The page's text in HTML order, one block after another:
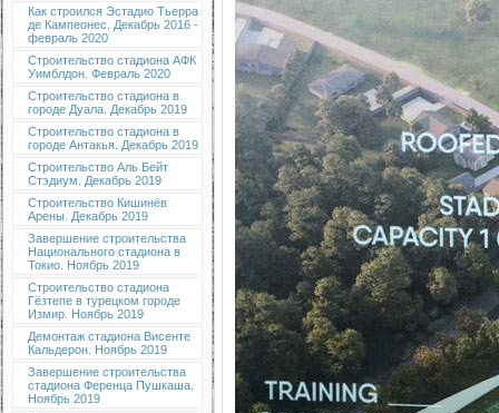
Как строился Эстадио Тьерра
де Кампеонес. Декабрь 2016 -
февраль 2020
Строительство стадиона АФК
Уимблдон. Февраль 2020
Строительство стадиона в
городе Дуала. Декабрь 2019
Строительство стадиона в
городе Антакья. Декабрь 2019
Строительство Аль Бейт
Стэдиум. Декабрь 2019
Строительство Кишинёв
Арены. Декабрь 2019
Завершение строительства
Национального стадиона в
Токио. Ноябрь 2019
Строительство стадиона
Гёзтепе в турецком городе
Измир. Ноябрь 2019
Демонтаж стадиона Висенте
Кальдерон. Ноябрь 2019
Завершение строительства
стадиона Ференца Пушкаша.
Ноябрь 2019